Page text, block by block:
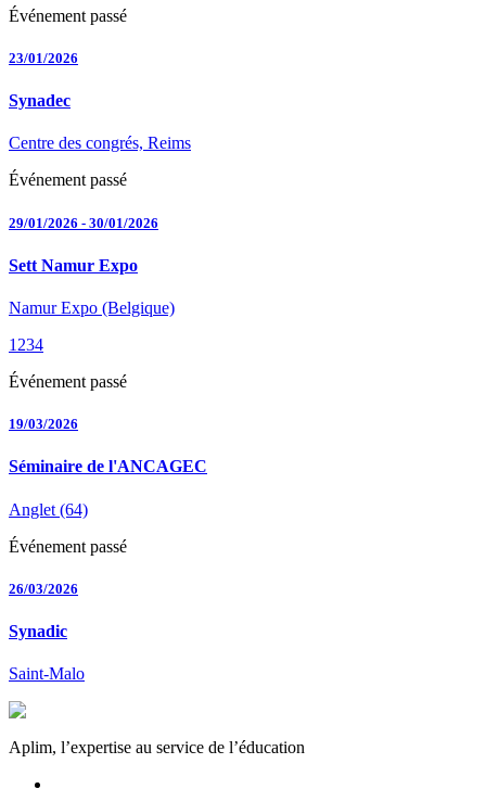
Événement passé
23/01/2026
Synadec
Centre des congrés, Reims
Événement passé
29/01/2026 - 30/01/2026
Sett Namur Expo
Namur Expo (Belgique)
1234
Événement passé
19/03/2026
Séminaire de l'ANCAGEC
Anglet (64)
Événement passé
26/03/2026
Synadic
Saint-Malo
Aplim, l’expertise au service de l’éducation